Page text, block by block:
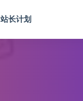
站长计划